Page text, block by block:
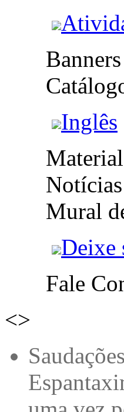
Banners
Catálogo
Inglês
Material
Notícias
Mural de
Deixe
Fale
<>
Qual